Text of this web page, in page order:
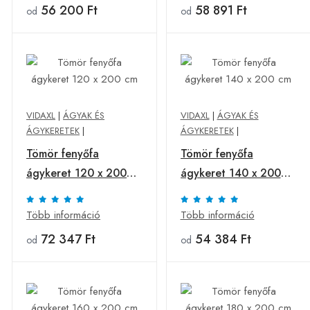
od 56 200 Ft od 58 891 Ft
VIDAXL | ÁGYAK ÉS
ÁGYKERETEK |
Tömör fenyőfa
ágykeret 120 x 200
cm
Több információ
od 72 347 Ft
VIDAXL| ÁGYAK ÉS
ÁGYKERETEK|
Tömör fenyőfa
ágykeret 140 x 200
cm
Több információ
od 54 384 Ft